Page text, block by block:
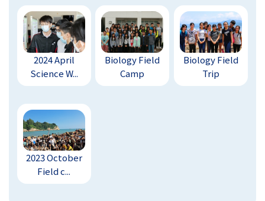
2024 April
Science W...
Biology Field
Camp
Biology Field
Trip
2023 October
Field c...